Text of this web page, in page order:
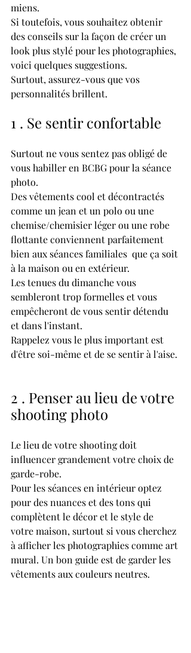
miens.
Si toutefois, vous souhaitez obtenir
des conseils sur la façon de créer un
look plus stylé pour les photographies,
voici quelques suggestions.
Surtout, assurez-vous que vos
personnalités brillent.
1 . Se sentir confortable
Surtout ne vous sentez pas obligé de
vous habiller en BCBG pour la séance
photo.
Des vêtements cool et décontractés
comme un jean et un polo ou une
chemise/chemisier léger ou une robe
flottante conviennent parfaitement
bien aux séances familiales  que ça soit
à la maison ou en extérieur.
Les tenues du dimanche vous
sembleront trop formelles et vous
empêcheront de vous sentir détendu
et dans l'instant.
Rappelez vous le plus important est
d'être soi-même et de se sentir à l'aise.
2 . Penser au lieu de votre
shooting photo
Le lieu de votre shooting doit
influencer grandement votre choix de
garde-robe.
Pour les séances en intérieur optez
pour des nuances et des tons qui
complètent le décor et le style de
votre maison, surtout si vous cherchez
à afficher les photographies comme art
mural. Un bon guide est de garder les
vêtements aux couleurs neutres.